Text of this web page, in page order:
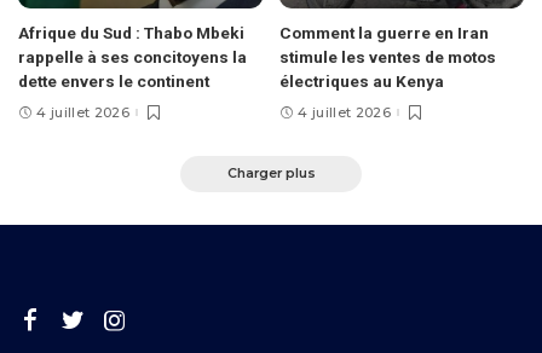
Afrique du Sud : Thabo Mbeki
rappelle à ses concitoyens la
dette envers le continent
4 juillet 2026
Comment la guerre en Iran
stimule les ventes de motos
électriques au Kenya
4 juillet 2026
Charger plus